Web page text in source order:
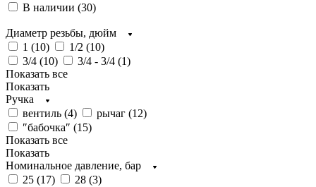
В наличии (30)
Диаметр резьбы, дюйм
1 (10) 1/2 (10)
3/4 (10) 3/4 - 3/4 (1)
Показать все
Показать
Ручка
вентиль (4) рычаг (12)
″бабочка″ (15)
Показать все
Показать
Номинальное давление, бар
25 (17) 28 (3)